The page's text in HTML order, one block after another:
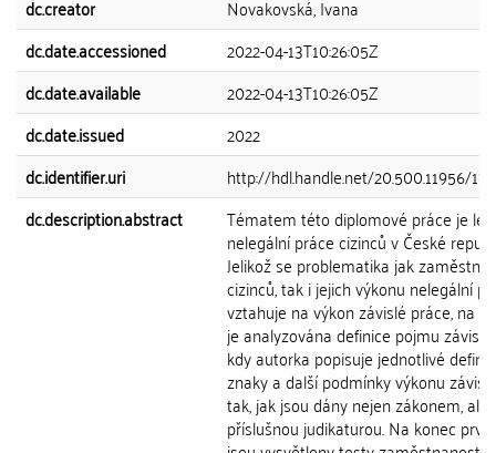
dc.creator
Novakovská, Ivana
dc.date.accessioned
2022-04-13T10:26:05Z
dc.date.available
2022-04-13T10:26:05Z
dc.date.issued
2022
dc.identifier.uri
http://hdl.handle.net/20.500.11956/
dc.description.abstract
Tématem této diplomové práce je
nelegální práce cizinců v České
Jelikož se problematika jak
cizinců, tak i jejich výkonu nelegální
vztahuje na výkon závislé práce, na
je analyzována definice pojmu
kdy autorka popisuje jednotlivé
znaky a další podmínky výkonu
tak, jak jsou dány nejen zákonem, ale i
příslušnou judikaturou. Na konec